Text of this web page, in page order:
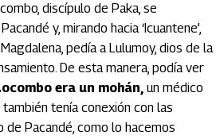
discípulo de Paka, se
y, mirando hacia ‘Icuantene’,
pedía a Lulumoy, dios de la
De esta manera, podía ver
era un mohán, un médico
tenía conexión con las
de Pacandé, como lo hacemos